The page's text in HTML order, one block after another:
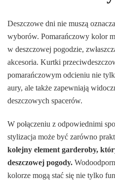
Deszczowe dni nie muszą
wyborów. Pomarańczowy kolor
w deszczowej pogodzie,
akcesoria. Kurtki
pomarańczowym odcieniu nie
aury, ale także zapewniają
deszczowych spacerów.
W połączeniu z odpowiednimi
stylizacja może być zarówno
kolejny element garderoby,
deszczowej pogody.
kolorze mogą stać się nie tylko